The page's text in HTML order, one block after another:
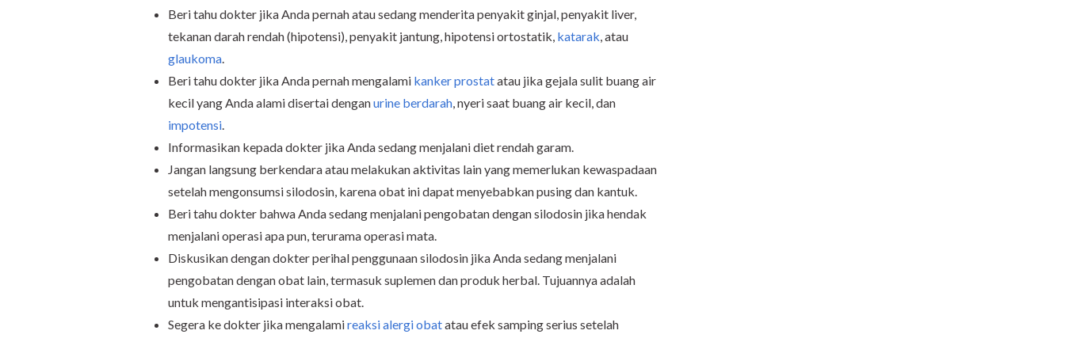
Beri tahu dokter jika Anda pernah atau sedang menderita penyakit ginjal, penyakit liver,
tekanan darah rendah (hipotensi), penyakit jantung, hipotensi ortostatik, katarak, atau
glaukoma.
Beri tahu dokter jika Anda pernah mengalami kanker prostatatau jika gejala sulit buang air
kecil yang Anda alami disertai denganurine berdarah, nyeri saat buang air kecil, dan
impotensi.
Informasikan kepada dokter jika Anda sedang menjalani diet rendah garam.
Jangan langsung berkendara atau melakukan aktivitas lain yang memerlukan kewaspadaan
setelah mengonsumsi silodosin, karena obat ini dapat menyebabkan pusing dan kantuk.
Beri tahu dokter bahwa Anda sedang menjalani pengobatan dengan silodosin jika hendak
menjalani operasi apa pun, terurama operasi mata.
Diskusikan dengan dokter perihal penggunaan silodosin jika Anda sedang menjalani
pengobatan dengan obat lain, termasuk suplemen dan produk herbal. Tujuannya adalah
untuk mengantisipasi interaksi obat.
Segera ke dokter jika mengalamireaksi alergi obatatau efek samping serius setelah